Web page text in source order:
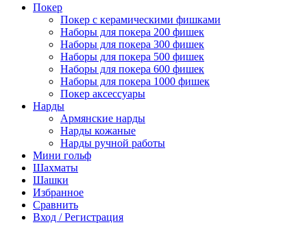
Покер
Покер с керамическими фишками
Наборы для покера 200 фишек
Наборы для покера 300 фишек
Наборы для покера 500 фишек
Наборы для покера 600 фишек
Наборы для покера 1000 фишек
Покер аксессуары
Нарды
Армянские нарды
Нарды кожаные
Нарды ручной работы
Мини гольф
Шахматы
Шашки
Избранное
Сравнить
Вход / Регистрация